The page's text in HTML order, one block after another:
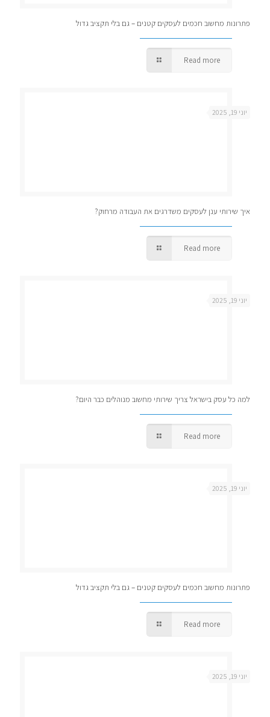
פתרונות מחשוב חכמים לעסקים קטנים – גם בלי תקציב גדול
Read more
יוני 19, 2025
איך שירותי ענן לעסקים משדרגים את העבודה מרחוק?
Read more
יוני 19, 2025
למה כל עסק בישראל צריך שירותי מחשוב מנוהלים כבר היום?
Read more
יוני 19, 2025
פתרונות מחשוב חכמים לעסקים קטנים – גם בלי תקציב גדול
Read more
יוני 19, 2025